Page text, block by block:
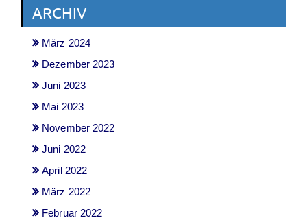
ARCHIV
März 2024
Dezember 2023
Juni 2023
Mai 2023
November 2022
Juni 2022
April 2022
März 2022
Februar 2022